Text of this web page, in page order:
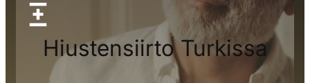
Hiustensiirto Turkissa